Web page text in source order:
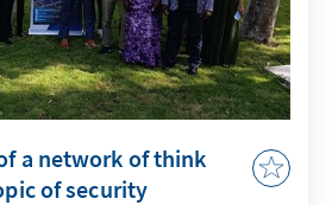
a network of think
of security